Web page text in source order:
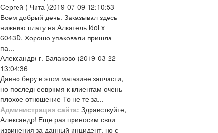
Сергей ( Чита )2019-07-09 12:10:53
Всем добрый день. Заказывал здесь
нижнию плату на Алкатель idol x
6043D. Хорошо упаковали пришла
па...
Александр( г. Балаково )2019-03-22
13:04:36
Давно беру в этом магазине запчасти,
но последнееврнмя к клиентам очень
плохое отношение То не те за...
Администрация сайта: Здравствуйте,
Александр! Еще раз приносим свои
извинения за данный инцидент, но с